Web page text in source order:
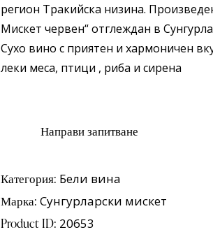
регион Тракийска низина.
Мискет червен“ отглеждан в
Сухо вино с приятен и хармоничен
леки меса, птици , риба и сирена
Категория: Бели вина
Марка: Сунгурларски мискет
Product ID: 20653